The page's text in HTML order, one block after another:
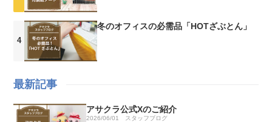
冬のオフィスの必需品「HOTざぶとん」
最新記事
アサクラ公式Xのご紹介
2026/06/01 スタッフブログ